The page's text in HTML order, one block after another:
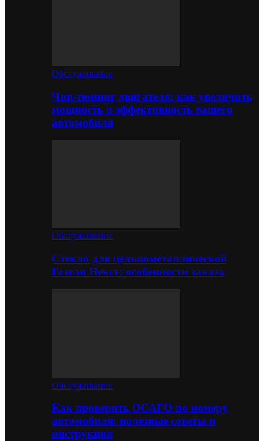
Обслуживание
Чип-тюнинг двигателя: как увеличить
мощность и эффективность вашего
автомобиля
Обслуживание
Стекло для цельнометаллической
Газели Некст: особенности заказа
Обслуживание
Как проверить ОСАГО по номеру
автомобиля: полезные советы и
инструкция